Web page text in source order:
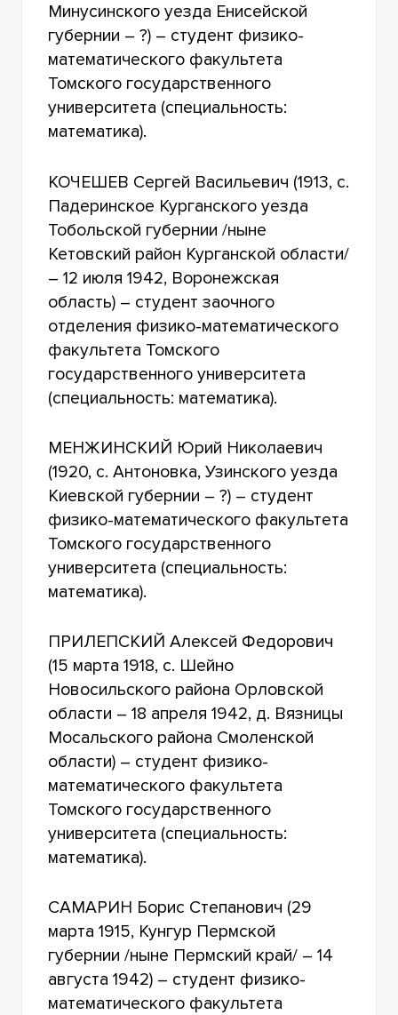
Минусинского уезда Енисейской
губернии – ?) – студент физико-
математического факультета
Томского государственного
университета (специальность:
математика).
КОЧЕШЕВ Сергей Васильевич (1913, с.
Падеринское Курганского уезда
Тобольской губернии /ныне
Кетовский район Курганской области/
– 12 июля 1942, Воронежская
область) – студент заочного
отделения физико-математического
факультета Томского
государственного университета
(специальность: математика).
МЕНЖИНСКИЙ Юрий Николаевич
(1920, с. Антоновка, Узинского уезда
Киевской губернии – ?) – студент
физико-математического факультета
Томского государственного
университета (специальность:
математика).
ПРИЛЕПСКИЙ Алексей Федорович
(15 марта 1918, с. Шейно
Новосильского района Орловской
области – 18 апреля 1942, д. Вязницы
Мосальского района Смоленской
области) – студент физико-
математического факультета
Томского государственного
университета (специальность:
математика).
САМАРИН Борис Степанович (29
марта 1915, Кунгур Пермской
губернии /ныне Пермский край/ – 14
августа 1942) – студент физико-
математического факультета